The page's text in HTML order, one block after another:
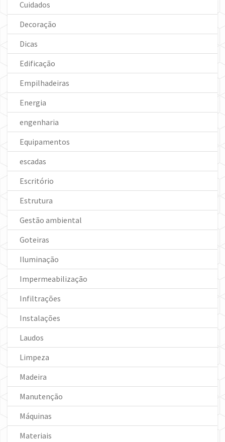
Cuidados
Decoração
Dicas
Edificação
Empilhadeiras
Energia
engenharia
Equipamentos
escadas
Escritório
Estrutura
Gestão ambiental
Goteiras
Iluminação
Impermeabilização
Infiltrações
Instalações
Laudos
Limpeza
Madeira
Manutenção
Máquinas
Materiais